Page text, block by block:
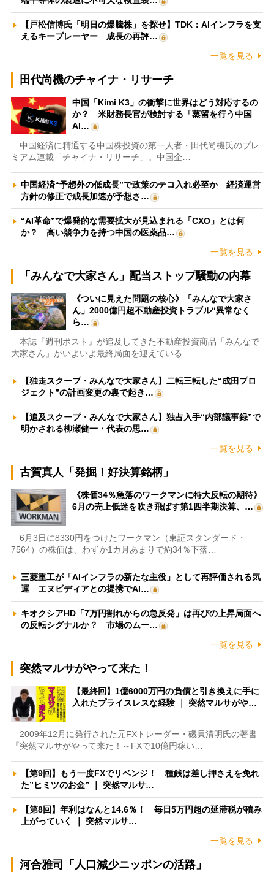
【戸松信博氏「明日の爆騰株」を探せ】TDK：AIインフラを支
えるキープレーヤー 成長の再評…
一覧を見る
田代尚機のチャイナ・リサーチ
中国「Kimi K3」の衝撃に世界はどう対応するの
か？ 米財務長官が検討する「蒸留を行う中国
AI…
中国経済に精通する中国株投資の第一人者・田代尚機氏のプレ
ミアム連載「チャイナ・リサーチ」。中国企…
中国経済“予想外の低成長”で政策のテコ入れ必至か 経済運営
方針の修正で成長加速が予想さ…
“AI革命”で爆発的な需要拡大が見込まれる「CXO」とは何
か？ 高い競争力を持つ中国の医薬品…
一覧を見る
「みんなで大家さん」配当ストップ騒動の内幕
《ついに見えた問題の核心》「みんなで大家さ
ん」2000億円超不動産投資トラブル“異常なく
ら…
本誌『週刊ポスト』が追及してきた不動産投資商品「みんなで
大家さん」がいよいよ最終局面を迎えている…
【独走スクープ・みんなで大家さん】二転三転した“成田プロ
ジェクト”の計画変更の裏で起き…
【追及スクープ・みんなで大家さん】独占入手“内部議事録”で
明かされる柳瀬健一・代表の思…
一覧を見る
古賀真人「発掘！好決算銘柄」
《株価34％急落のワークマンに特大反転の期待》
6月の売上低迷を吹き飛ばす第1四半期決算、…
6月3日に8330円をつけたワークマン（東証スタンダード・
7564）の株価は、わずか1カ月あまりで約34％下落…
三菱重工が「AIインフラの新たな主役」として再評価される気
運 エヌビディアとの提携でAI…
キオクシアHD「7万円割れからの急反発」は再びの上昇局面へ
の反転シグナルか？ 市場のムー…
一覧を見る
突然マルサがやって来た！
【最終回】1億6000万円の負債と引き換えに手に
入れたプライスレスな経験 ｜ 突然マルサがや…
2009年12月に発行された元FXトレーダー・磯貝清明氏の著書
『突然マルサがやって来た！～FXで10億円稼い…
【第9回】もう一度FXでリベンジ！ 種銭は差し押さえを免れ
た”ヒミツのお金” ｜ 突然マルサ…
【第8回】年利はなんと14.6％！ 毎日5万円超の延滞税が積み
上がっていく ｜ 突然マルサ…
一覧を見る
河合雅司「人口減少ニッポンの活路」